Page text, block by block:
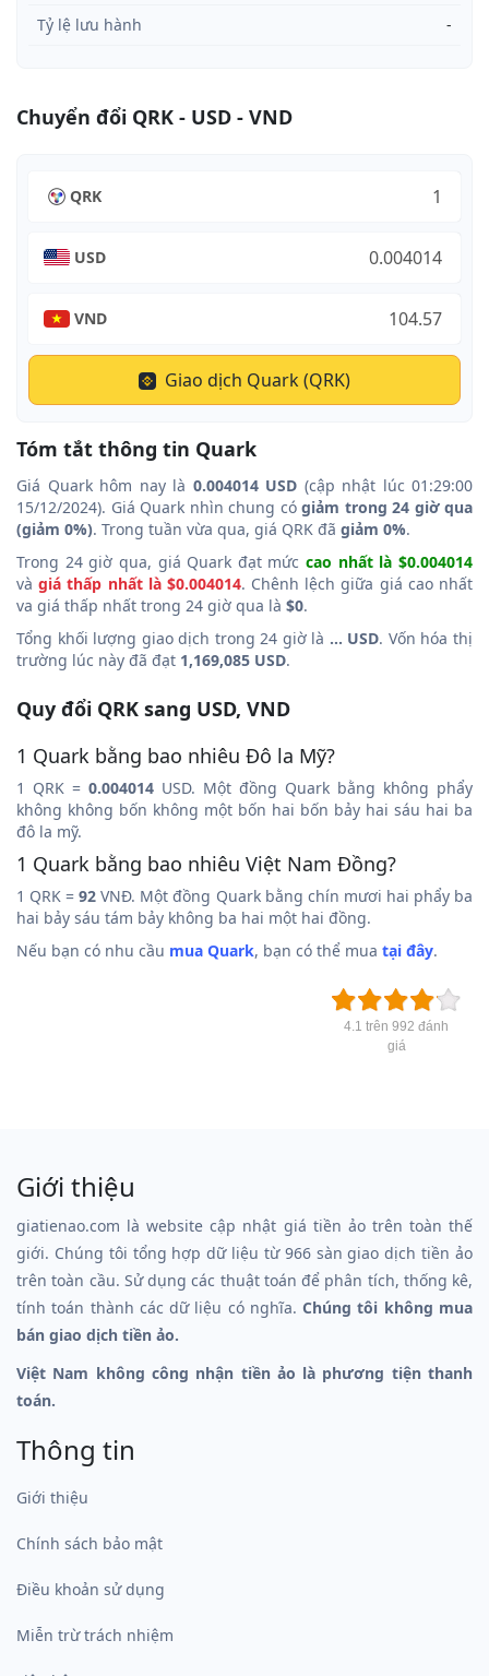
Tỷ lệ lưu hành
-
Chuyển đổi QRK - USD - VND
QRK
USD
VND
Giao dịch Quark (QRK)
Tóm tắt thông tin Quark
Giá Quark hôm nay là 0.004014 USD (cập nhật lúc 01:29:00
15/12/2024). Giá Quark nhìn chung có giảm trong 24 giờ qua
(giảm 0%). Trong tuần vừa qua, giá QRK đã giảm 0%.
Trong 24 giờ qua, giá Quark đạt mứccao nhất là $0.004014
vàgiá thấp nhất là $0.004014. Chênh lệch giữa giá cao nhất
va giá thấp nhất trong 24 giờ qua là $0.
Tổng khối lượng giao dịch trong 24 giờ là ... USD. Vốn hóa thị
trường lúc này đã đạt 1,169,085 USD.
Quy đổi QRK sang USD, VND
1 Quark bằng bao nhiêu Đô la Mỹ?
1 QRK = 0.004014 USD. Một đồng Quark bằng không phẩy
không không bốn không một bốn hai bốn bảy hai sáu hai ba
đô la mỹ.
1 Quark bằng bao nhiêu Việt Nam Đồng?
1 QRK =92 VNĐ. Một đồng Quark bằng chín mươi hai phẩy ba
hai bảy sáu tám bảy không ba hai một hai đồng.
Nếu bạn có nhu cầu mua Quark, bạn có thể mua tại đây.
4.1 trên 992 đánh
giá
Giới thiệu
giatienao.com là website cập nhật giá tiền ảo trên toàn thế
giới. Chúng tôi tổng hợp dữ liệu từ 966 sàn giao dịch tiền ảo
trên toàn cầu. Sử dụng các thuật toán để phân tích, thống kê,
tính toán thành các dữ liệu có nghĩa.Chúng tôi không mua
bán giao dịch tiền ảo.
Việt Nam không công nhận tiền ảo là phương tiện thanh
toán.
Thông tin
Giới thiệu
Chính sách bảo mật
Điều khoản sử dụng
Miễn trừ trách nhiệm